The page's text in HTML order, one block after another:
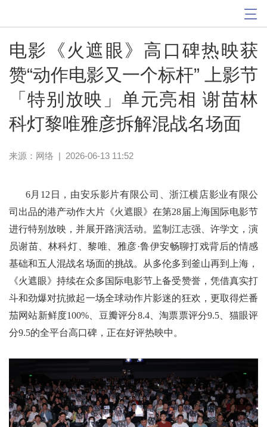
电影《火遮眼》高口碑热映获
赞“动作电影又一个标杆” 上影节
「特别放映」单元亮相 谢苗林
科灯黎唯雅彦拆解混战名场面
来源：网络 | 2026-06-13 11:52
6月12日，由安乐影片有限公司、浙江横店影业有限公
司出品的港产动作大片《火遮眼》在第28届上海国际电影节
进行特别放映，并展开路演活动。监制江志强、许学文，演
员谢苗、林科灯、黎唯、雅彦·鲁伊安畅聊打戏背后的情感
基础和五人混战名场面的挑战。从多伦多到釜山再到上海，
《火遮眼》持续在众多国际电影节上备受赞誉，凭借真实打
斗和劲爆对抗掀起一场全球动作片影迷的狂欢，更取得烂番
茄网站新鲜度100%、豆瓣评分8.4、淘票票评分9.5、猫眼评
分9.5的全平台高口碑，正在好评热映中。